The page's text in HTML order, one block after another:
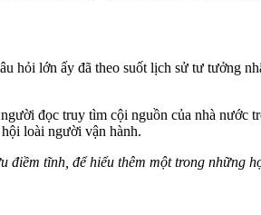
hỏi lớn ấy đã theo suốt lịch sử tư tưởng
đọc truy tìm cội nguồn của nhà
loài người vận hành.
tĩnh, để hiểu thêm một trong những